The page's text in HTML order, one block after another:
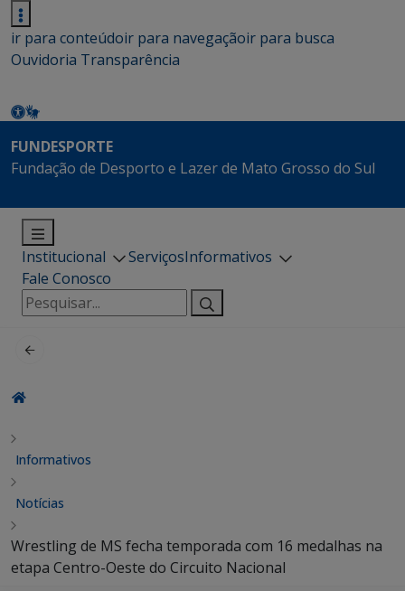
ir para conteúdoir para navegaçãoir para busca
Ouvidoria Transparência
FUNDESPORTE
Fundação de Desporto e Lazer de Mato Grosso do Sul
Institucional ServiçosInformativos
Fale Conosco
Pesquisar
por:
Informativos
Notícias
Wrestling de MS fecha temporada com 16 medalhas na
etapa Centro-Oeste do Circuito Nacional